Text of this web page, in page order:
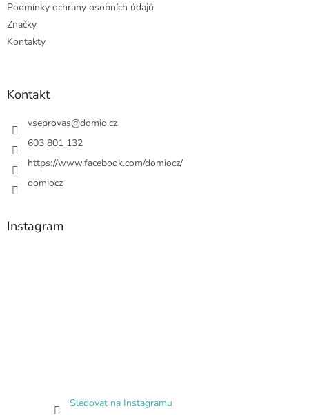
Podmínky ochrany osobních údajů
Značky
Kontakty
Kontakt
vseprovas@domio.cz
603 801 132
https://www.facebook.com/domiocz/
domiocz
Instagram
Sledovat na Instagramu